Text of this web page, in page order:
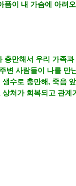
픔이 내 가슴에 아려
충만해서 우리 가족
변 사람들이 나를 만
수로 충만해, 죽음
처가 회복되고 관계